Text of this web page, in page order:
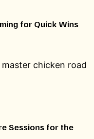
for Quick Wins
chicken road
Sessions for the